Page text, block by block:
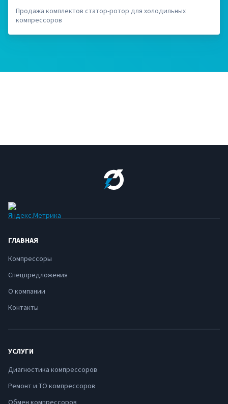
Продажа комплектов статор-ротор для холодильных
компрессоров
ГЛАВНАЯ
Компрессоры
Спецпредложения
О компании
Контакты
УСЛУГИ
Диагностика компрессоров
Ремонт и ТО компрессоров
Обмен компрессоров